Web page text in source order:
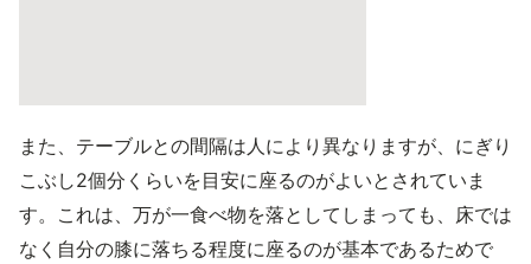
また、テーブルとの間隔は人により異なりますが、にぎり
こぶし2個分くらいを目安に座るのがよいとされていま
す。これは、万が一食べ物を落としてしまっても、床では
なく自分の膝に落ちる程度に座るのが基本であるためで